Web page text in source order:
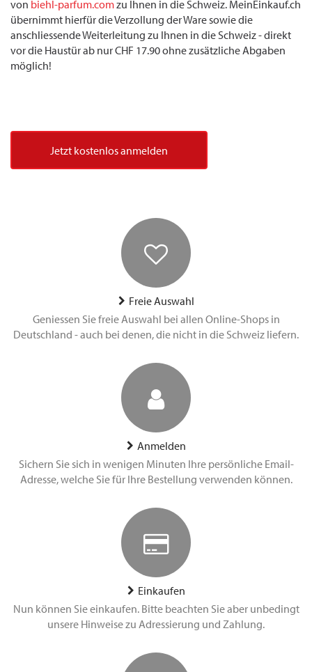
von biehl-parfum.comzu Ihnen in die Schweiz. MeinEinkauf.ch
übernimmt hierfür die Verzollung der Ware sowie die
anschliessende Weiterleitung zu Ihnen in die Schweiz - direkt
vor die Haustür ab nur CHF 17.90 ohne zusätzliche Abgaben
möglich!
Jetzt kostenlos anmelden
Freie Auswahl
Geniessen Sie freie Auswahl bei allen Online-Shops in
Deutschland - auch bei denen, die nicht in die Schweiz liefern.
Anmelden
Sichern Sie sich in wenigen Minuten Ihre persönliche Email-
Adresse, welche Sie für Ihre Bestellung verwenden können.
Einkaufen
Nun können Sie einkaufen. Bitte beachten Sie aber unbedingt
unsere Hinweise zu Adressierung und Zahlung.